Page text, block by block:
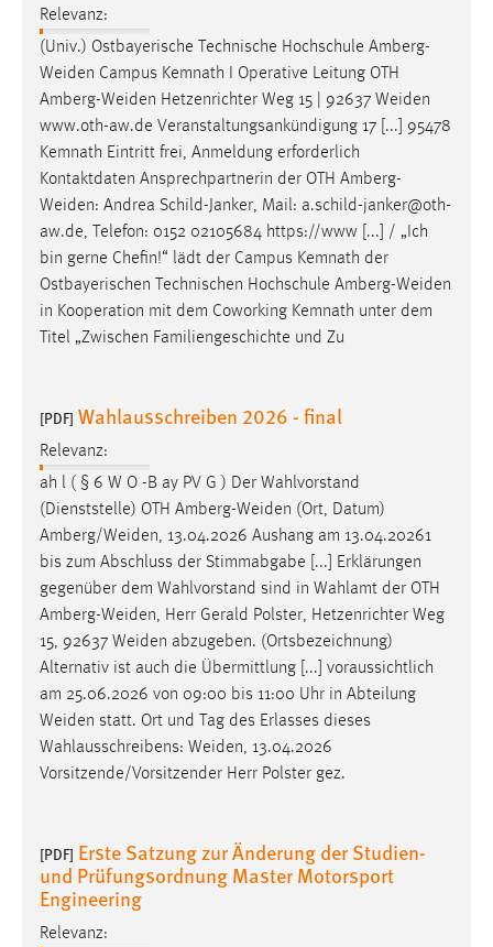
Relevanz:
(Univ.) Ostbayerische Technische Hochschule Amberg-
Weiden Campus Kemnath I Operative Leitung OTH
Amberg-Weiden Hetzenrichter Weg 15 | 92637 Weiden
www.oth-aw.de Veranstaltungsankündigung 17 [...] 95478
Kemnath Eintritt frei, Anmeldung erforderlich
Kontaktdaten Ansprechpartnerin der OTH Amberg-
Weiden: Andrea Schild-Janker, Mail: a.schild-janker@oth-
aw.de, Telefon: 0152 02105684 https://www [...] / „Ich
bin gerne Chefin!“ lädt der Campus Kemnath der
Ostbayerischen Technischen Hochschule Amberg-Weiden
in Kooperation mit dem Coworking Kemnath unter dem
Titel „Zwischen Familiengeschichte und Zu
[PDF] Wahlausschreiben 2026 - final
Relevanz:
ah l ( § 6 W O -B ay PV G ) Der Wahlvorstand
(Dienststelle) OTH Amberg-Weiden (Ort, Datum)
Amberg/Weiden, 13.04.2026 Aushang am 13.04.20261
bis zum Abschluss der Stimmabgabe [...] Erklärungen
gegenüber dem Wahlvorstand sind in Wahlamt der OTH
Amberg-Weiden, Herr Gerald Polster, Hetzenrichter Weg
15, 92637 Weiden abzugeben. (Ortsbezeichnung)
Alternativ ist auch die Übermittlung [...] voraussichtlich
am 25.06.2026 von 09:00 bis 11:00 Uhr in Abteilung
Weiden statt. Ort und Tag des Erlasses dieses
Wahlausschreibens: Weiden, 13.04.2026
Vorsitzende/Vorsitzender Herr Polster gez.
[PDF] Erste Satzung zur Änderung der Studien-
und Prüfungsordnung Master Motorsport
Engineering
Relevanz: